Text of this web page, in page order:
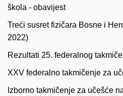
škola - obavijest
Treći susret fizičara Bosne i
2022)
Rezultati 25. federalnog
XXV federalno takmičenje za
Izborno takmičenje za učešće